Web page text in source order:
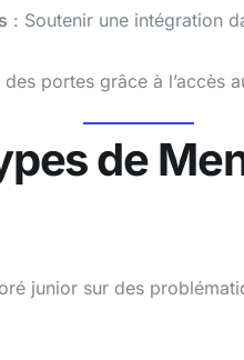
: Soutenir une intégration
des portes grâce à l’accès
de
junior sur des